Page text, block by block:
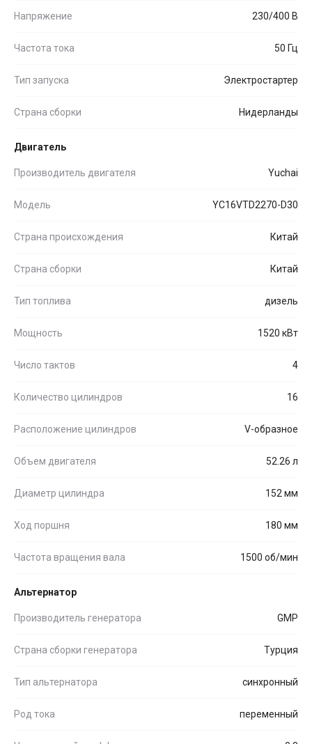
Напряжение 230/400 В
Частота тока 50 Гц
Тип запуска Электростартер
Страна сборки Нидерланды
Двигатель
Производитель двигателя Yuchai
Модель YC16VTD2270-D30
Страна происхождения Китай
Страна сборки Китай
Тип топлива дизель
Мощность 1520 кВт
Число тактов 4
Количество цилиндров 16
Расположение цилиндров V-образное
Объем двигателя 52.26 л
Диаметр цилиндра 152 мм
Ход поршня 180 мм
Частота вращения вала 1500 об/мин
Альтернатор
Производитель генератора GMP
Страна сборки генератора Турция
Тип альтернатора синхронный
Род тока переменный